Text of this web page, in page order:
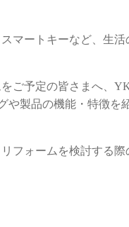
マートキーなど、生活
ご予定の皆さまへ、
や製品の機能・特徴を
フォームを検討する際